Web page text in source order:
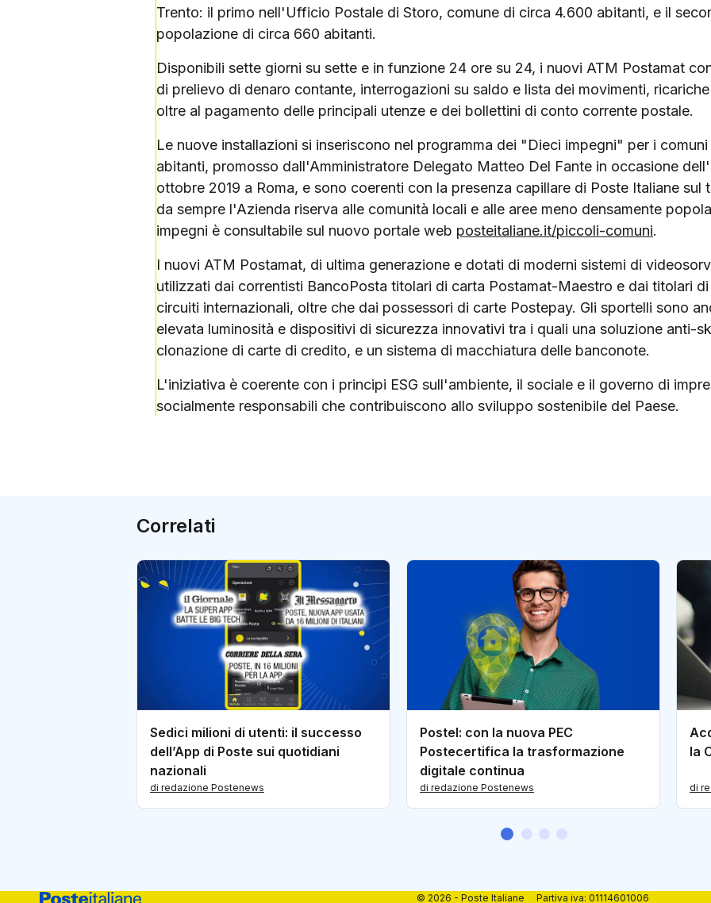
Trento: il primo nell'Ufficio Postale di Storo, comune di circa 4.600 abitanti, e il
popolazione di circa 660 abitanti.
Disponibili sette giorni su sette e in funzione 24 ore su 24, i nuovi ATM Postamat
di prelievo di denaro contante, interrogazioni su saldo e lista dei movimenti,
oltre al pagamento delle principali utenze e dei bollettini di conto corrente postale.
Le nuove installazioni si inseriscono nel programma dei "Dieci impegni" per i
abitanti, promosso dall'Amministratore Delegato Matteo Del Fante in occasione
ottobre 2019 a Roma, e sono coerenti con la presenza capillare di Poste Italiane
da sempre l'Azienda riserva alle comunità locali e alle aree meno densamente
impegni è consultabile sul nuovo portale web posteitaliane.it/piccoli-comuni.
I nuovi ATM Postamat, di ultima generazione e dotati di moderni sistemi di
utilizzati dai correntisti BancoPosta titolari di carta Postamat-Maestro e dai titolari
circuiti internazionali, oltre che dai possessori di carte Postepay. Gli sportelli sono
elevata luminosità e dispositivi di sicurezza innovativi tra i quali una soluzione anti-
clonazione di carte di credito, e un sistema di macchiatura delle banconote.
L'iniziativa è coerente con i principi ESG sull'ambiente, il sociale e il governo di
socialmente responsabili che contribuiscono allo sviluppo sostenibile del Paese.
Correlati
Sedici milioni di utenti: il successo
dell’App di Poste sui quotidiani
nazionali
di redazione Postenews
Postel: con la nuova PEC
Postecertifica la trasformazione
digitale continua
di redazione Postenews
la
di
© 2026 - Poste Italiane Partiva iva: 01114601006